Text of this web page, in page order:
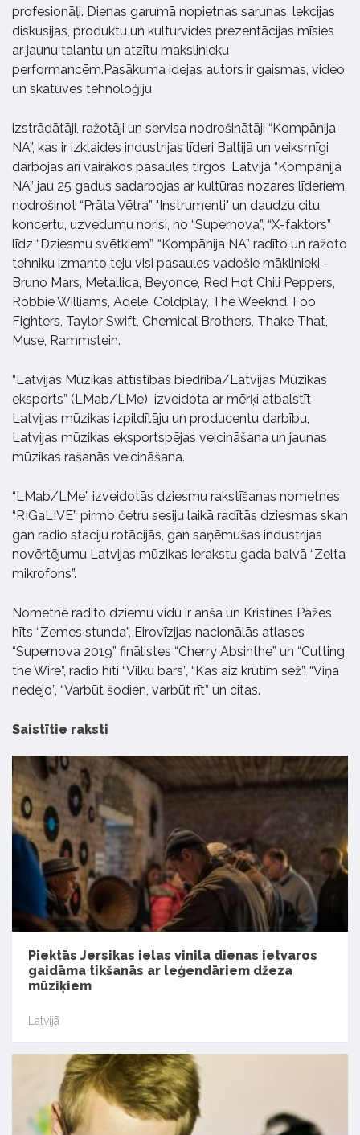
profesionāļi. Dienas garumā nopietnas sarunas, lekcijas
diskusijas, produktu un kulturvides prezentācijas mīsies
ar jaunu talantu un atzītu makslinieku
performancēm.Pasākuma idejas autors ir gaismas, video
un skatuves tehnoloģiju
izstrādātāji, ražotāji un servisa nodrošinātāji “Kompānija
NA”, kas ir izklaides industrijas līderi Baltijā un veiksmīgi
darbojas arī vairākos pasaules tirgos. Latvijā “Kompānija
NA” jau 25 gadus sadarbojas ar kultūras nozares līderiem,
nodrošinot “Prāta Vētra” "Instrumenti" un daudzu citu
koncertu, uzvedumu norisi, no “Supernova”, “X-faktors”
līdz “Dziesmu svētkiem”. “Kompānija NA” radīto un ražoto
tehniku izmanto teju visi pasaules vadošie māklinieki -
Bruno Mars, Metallica, Beyonce, Red Hot Chili Peppers,
Robbie Williams, Adele, Coldplay, The Weeknd, Foo
Fighters, Taylor Swift, Chemical Brothers, Thake That,
Muse, Rammstein.
“Latvijas Mūzikas attīstības biedrība/Latvijas Mūzikas
eksports” (LMab/LMe) izveidota ar mērķi atbalstīt
Latvijas mūzikas izpildītāju un producentu darbību,
Latvijas mūzikas eksportspējas veicināšana un jaunas
mūzikas rašanās veicināšana.
“LMab/LMe” izveidotās dziesmu rakstīšanas nometnes
“RIGaLIVE” pirmo četru sesiju laikā radītās dziesmas skan
gan radio staciju rotācijās, gan saņēmušas industrijas
novērtējumu Latvijas mūzikas ierakstu gada balvā “Zelta
mikrofons”.
Nometnē radīto dziemu vidū ir anša un Kristīnes Pāžes
hīts “Zemes stunda”, Eirovīzijas nacionālās atlases
“Supernova 2019” finālistes “Cherry Absinthe” un “Cutting
the Wire”, radio hīti “Vilku bars”, “Kas aiz krūtīm sēž”, “Viņa
nedejo”, “Varbūt šodien, varbūt rīt” un citas.
Saistītie raksti
Piektās Jersikas ielas vinila dienas ietvaros
gaidāma tikšanās ar leģendāriem džeza
mūziķiem
Latvijā